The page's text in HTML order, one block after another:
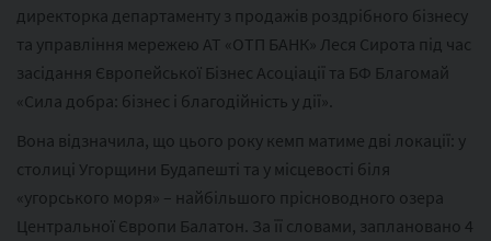
директорка департаменту з продажів роздрібного бізнесу
та управління мережею АТ «ОТП БАНК» Леся Сирота під час
засідання Європейської Бізнес Асоціації та БФ Благомай
«Сила добра: бізнес і благодійність у дії».
Вона відзначила, що цього року кемп матиме дві локації: у
столиці Угорщини Будапешті та у місцевості біля
«угорського моря» – найбільшого прісноводного озера
Центральної Європи Балатон. За її словами, заплановано 4